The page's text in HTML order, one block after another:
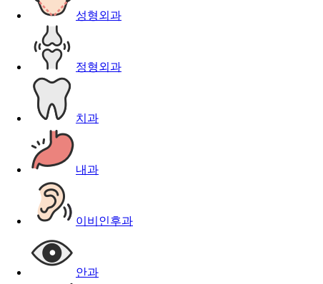
성형외과
정형외과
치과
내과
이비인후과
안과